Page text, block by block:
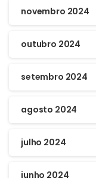
novembro 2024
outubro 2024
setembro 2024
agosto 2024
julho 2024
junho 2024